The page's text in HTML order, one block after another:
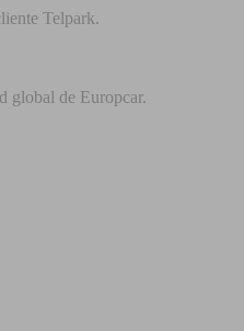
Telpark.
global de Europcar.